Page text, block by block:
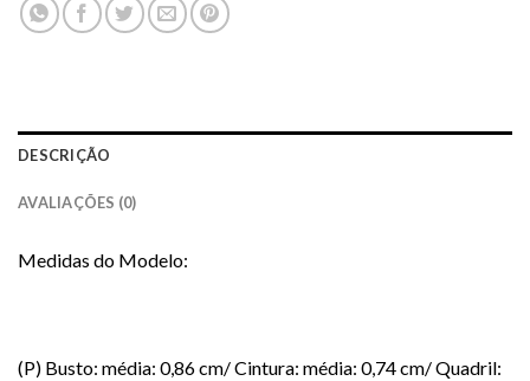
DESCRIÇÃO
AVALIAÇÕES (0)
Medidas do Modelo:
(P) Busto: média: 0,86 cm/ Cintura: média: 0,74 cm/ Quadril: